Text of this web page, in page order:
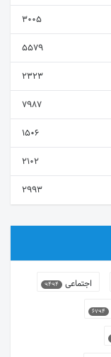
3005
5579
2323
7987
1506
2102
2993
اجتماعی 9494
6794